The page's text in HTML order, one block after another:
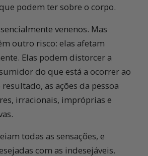
podem ter sobre o corpo.
venenos. Mas
outro risco: elas afetam
Elas podem distorcer a
do que está a ocorrer ao
as ações da pessoa
irracionais, impróprias e
todas as sensações, e
com as indesejáveis.